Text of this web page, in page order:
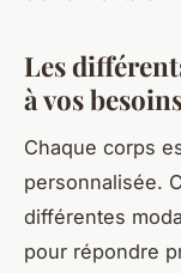
Les
à vos
Chaque corps
personnalisée.
différentes
pour répondre